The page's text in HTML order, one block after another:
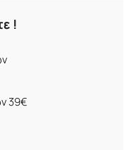
!
39€